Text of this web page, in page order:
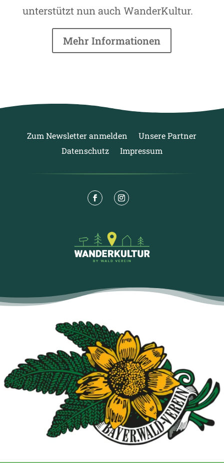
unterstützt nun auch WanderKultur.
Mehr Informationen
Zum Newsletter anmelden
Unsere Partner
Datenschutz
Impressum